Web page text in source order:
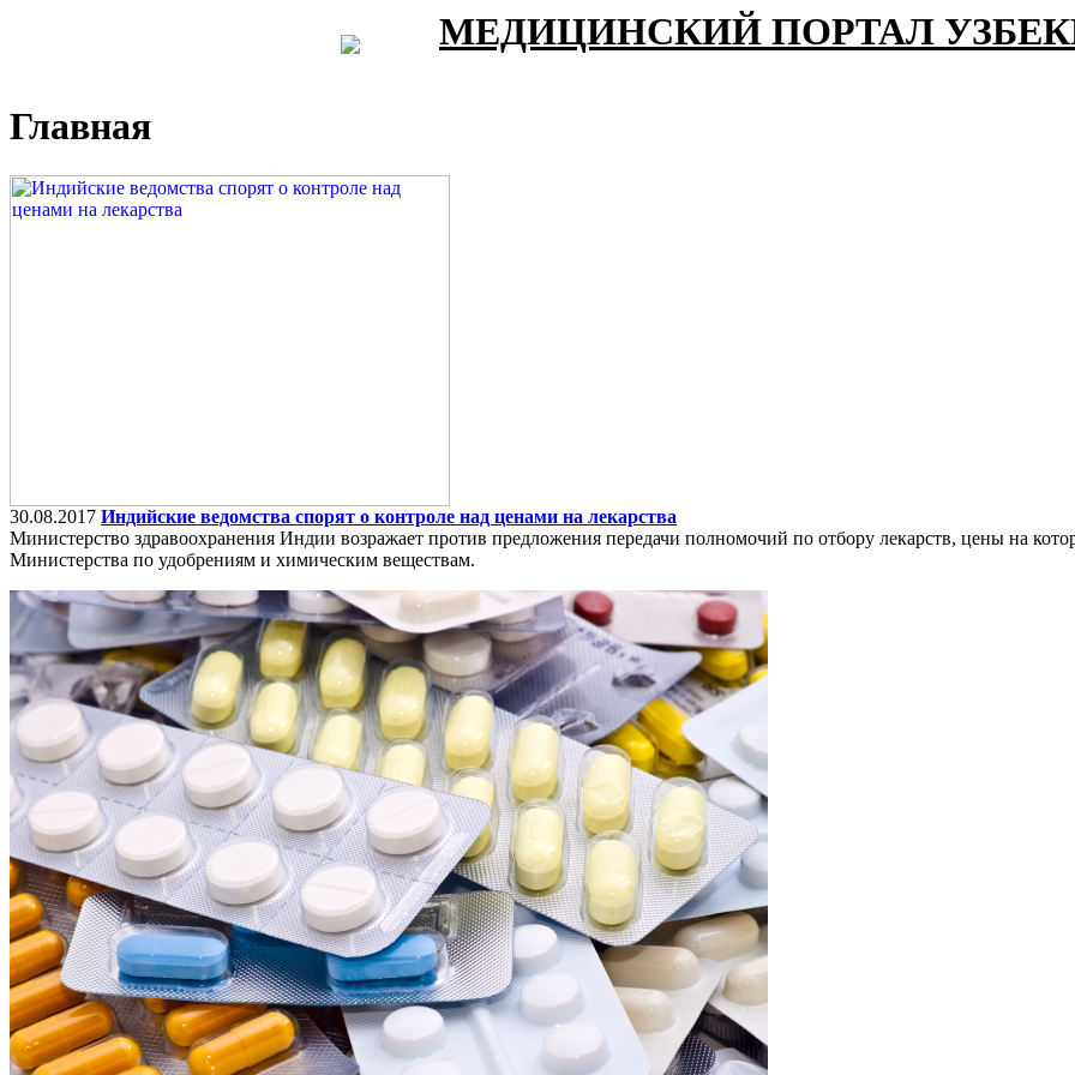
МЕДИЦИНСКИЙ ПОРТАЛ
Главная
30.08.2017 Индийские ведомства спорят о контроле над ценами на лекарства
Министерство здравоохранения Индии возражает против предложения передачи полномочий по отбору лекарств, цены на
Министерства по удобрениям и химическим веществам.